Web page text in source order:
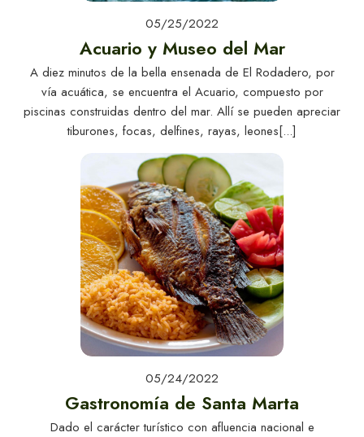
Guía Turistica:
Explora Santa
Marta
05/25/2022
Acuario y Museo del Mar
A diez minutos de la bella ensenada de El Rodadero, por
vía acuática, se encuentra el Acuario, compuesto por
piscinas construidas dentro del mar. Allí se pueden apreciar
tiburones, focas, delfines, rayas, leones[...]
05/24/2022
Gastronomía de Santa Marta
Dado el carácter turístico con afluencia nacional e